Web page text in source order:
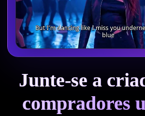
Junte-se a
compradores